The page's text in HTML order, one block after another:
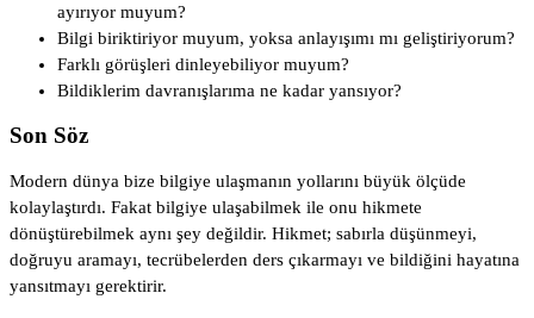
ayırıyor muyum?
Bilgi biriktiriyor muyum, yoksa anlayışımı mı geliştiriyorum?
Farklı görüşleri dinleyebiliyor muyum?
Bildiklerim davranışlarıma ne kadar yansıyor?
Son Söz
Modern dünya bize bilgiye ulaşmanın yollarını büyük ölçüde
kolaylaştırdı. Fakat bilgiye ulaşabilmek ile onu hikmete
dönüştürebilmek aynı şey değildir. Hikmet; sabırla düşünmeyi,
doğruyu aramayı, tecrübelerden ders çıkarmayı ve bildiğini hayatına
yansıtmayı gerektirir.